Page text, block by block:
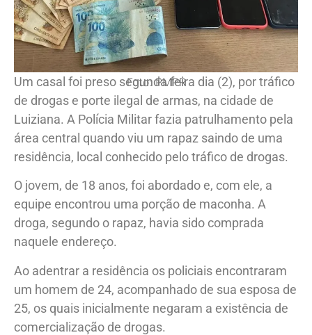
Foto: PMPR
Um casal foi preso segunda feira dia (2), por tráfico
de drogas e porte ilegal de armas, na cidade de
Luiziana. A Polícia Militar fazia patrulhamento pela
área central quando viu um rapaz saindo de uma
residência, local conhecido pelo tráfico de drogas.
O jovem, de 18 anos, foi abordado e, com ele, a
equipe encontrou uma porção de maconha. A
droga, segundo o rapaz, havia sido comprada
naquele endereço.
Ao adentrar a residência os policiais encontraram
um homem de 24, acompanhado de sua esposa de
25, os quais inicialmente negaram a existência de
comercialização de drogas.